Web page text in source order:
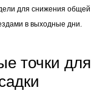
для снижения общей
в выходные дни.
точки для